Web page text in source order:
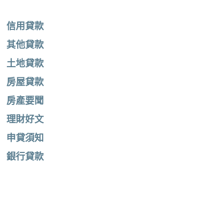
信用貸款
其他貸款
土地貸款
房屋貸款
房產要聞
理財好文
申貸須知
銀行貸款